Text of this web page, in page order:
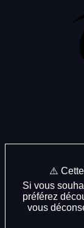
⚠️ Cette
Si vous
préférez
vous